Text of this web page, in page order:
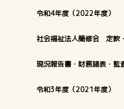
令和4年度（2022年度）
社会福祉法人簡修会 定款
現況報告書・財務諸表・監
令和3年度（2021年度）